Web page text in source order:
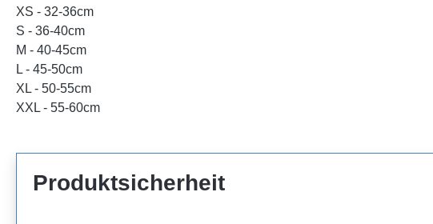
XS - 32-36cm
S - 36-40cm
M - 40-45cm
L - 45-50cm
XL - 50-55cm
XXL - 55-60cm
Produktsicherheit